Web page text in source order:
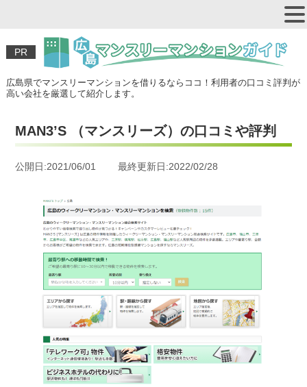
PR
広島県でマンスリーマンションを借りるならココ！利用者の口コミ評判が
高い会社を厳選して紹介します。
MAN3’S （マンスリーズ）の口コミや評判
公開日:2021/06/01 最終更新日:2022/02/28